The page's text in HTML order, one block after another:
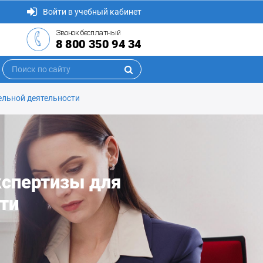
Войти в учебный кабинет
Звонок бесплатный
8 800 350 94 34
деятельности
для